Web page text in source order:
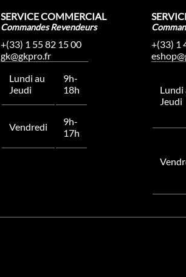
SERVICE COMMERCIAL
Commandes Revendeurs
+(33) 1 55 82 15 00
gk@gkpro.fr
Lundi au
Jeudi
9h-
18h
Vendredi
9h-
17h
+(33) 1
Lundi
Jeudi